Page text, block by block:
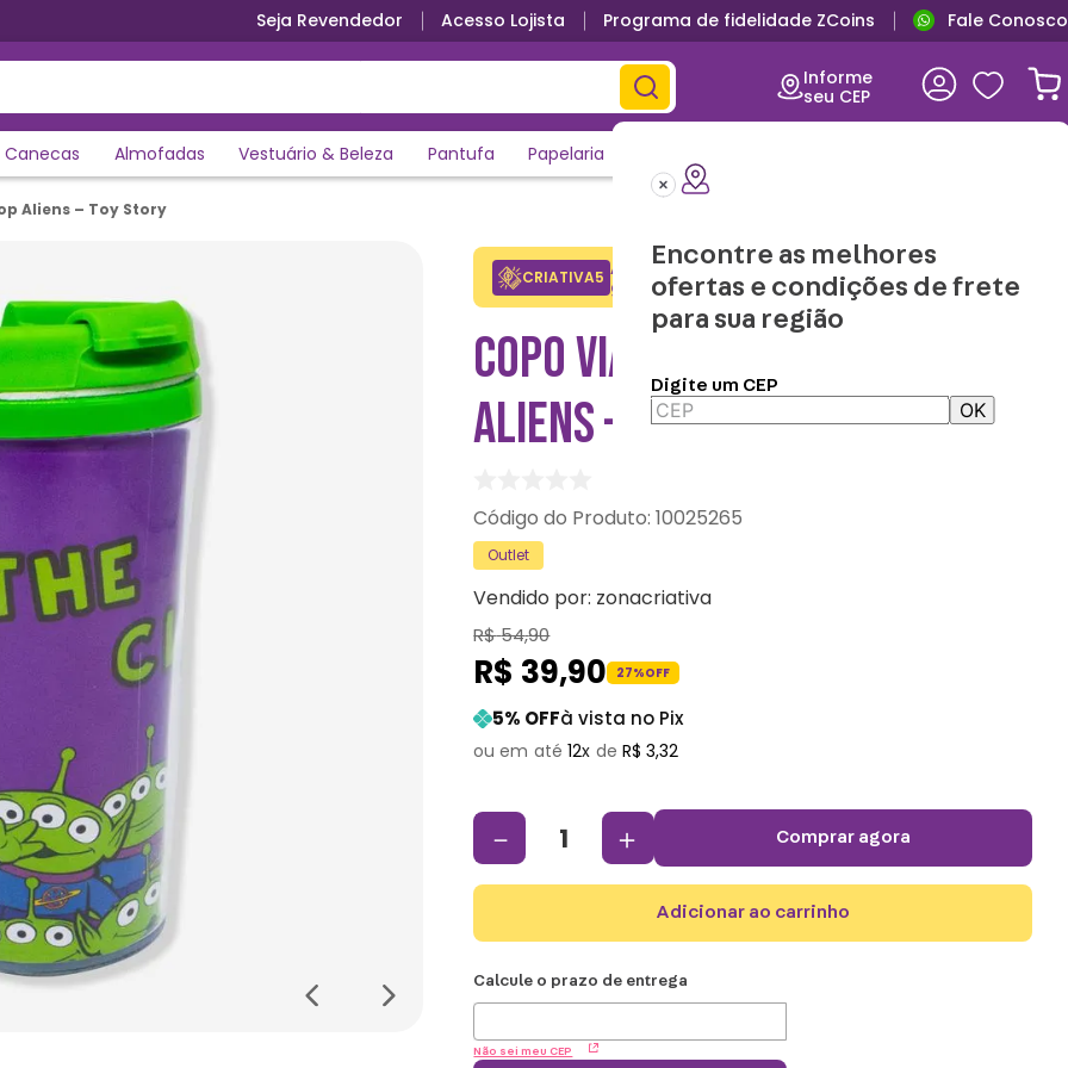
Seja Revendedor Acesso Lojista Programa de fidelidade ZCoins Fale Conosco
Informe
seu CEP
Encontre as melhores
ofertas e condições de frete
para sua região
Digite um CEP
OK
Canecas Almofadas Vestuário & Beleza Pantufa Papelaria
Aliens – Toy Story
CRIATIVA5 Adicione o cupom no carrinho e
ganhe desconto na 1a compra.
Copiar
COPO VIAGEM INFANTIL POP
ALIENS – TOY STORY
:10025265
Outlet
Vendido por: zonacriativa
R$54,90
R$ 39,90 27%OFF
5% OFFà vista no Pix
12 R$ 3,32
＋
－ comprar agora
adicionar ao carrinho
Não sei meu CEP